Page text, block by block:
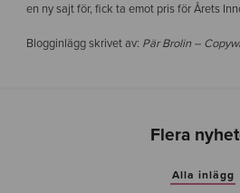
en ny sajt för, fick ta emot pris för Årets
Blogginlägg skrivet av: Pär Brolin –
Flera
Alla inlägg